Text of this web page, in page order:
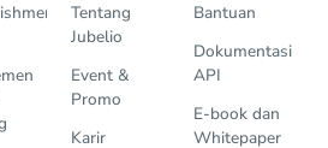
Tentang
Jubelio
Event &
Promo
Karir
Bantuan
Dokumentasi
API
E-book dan
Whitepaper